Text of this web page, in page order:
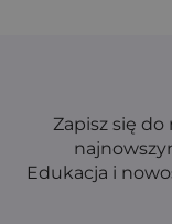
Zapisz się
Edukacja i